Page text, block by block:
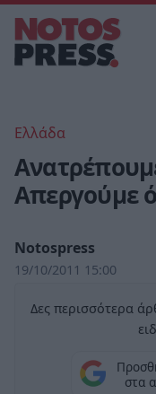
Ελλάδα
Απεργούμε
Notospress
19/10/2011 15:00
Δες περισσότερα
στα